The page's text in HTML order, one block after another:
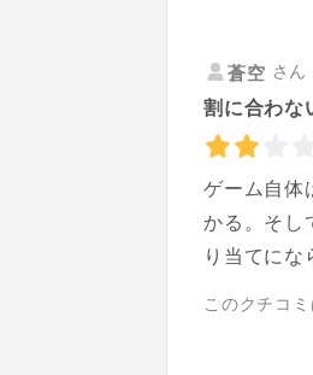
蒼空 さ
割に合わな
ゲーム自体
かる。そし
り当てに
このクチコ